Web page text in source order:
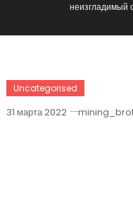
неизгладимый
Uncategorised
31 марта 2022